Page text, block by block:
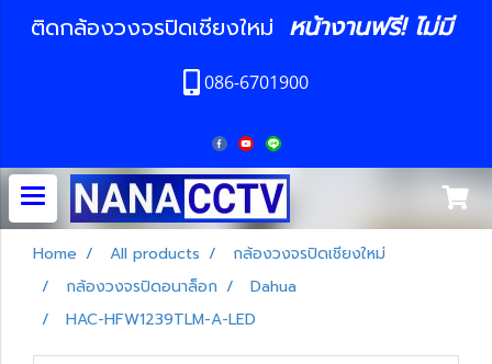
ติดกล้องวงจรปิดเชียงใหม่ หน้างานฟรี! ไม่มี
086-6701900
Home All products
กล้องวงจรปิดเชียงใหม่
กล้องวงจรปิดอนาล็อก
Dahua
HAC-HFW1239TLM-A-LED